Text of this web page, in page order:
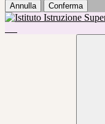
Annulla Conferma